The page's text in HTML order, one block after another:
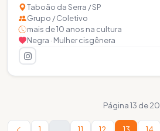
Taboão da Serra / SP
Grupo / Coletivo
mais de 10 anos na cultura
Negra · Mulher cisgênera
Página 13 de 20